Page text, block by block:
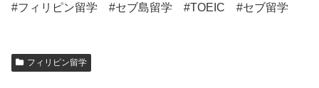
#フィリピン留学 #セブ島留学 #TOEIC #セブ留学
フィリピン留学